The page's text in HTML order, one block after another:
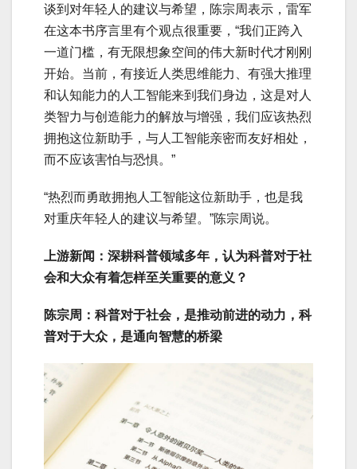
谈到对年轻人的建议与希望，陈宗周表示，雷军
在这本书序言里有个观点很重要，“我们正跨入
一道门槛，有无限想象空间的伟大新时代才刚刚
开始。当前，有接近人类思维能力、有强大推理
和认知能力的人工智能来到我们身边，这是对人
类智力与创造能力的解放与增强，我们应该热烈
拥抱这位新助手，与人工智能亲密而友好相处，
而不应该害怕与恐惧。”
“热烈而勇敢拥抱人工智能这位新助手，也是我
对重庆年轻人的建议与希望。”陈宗周说。
上游新闻：深耕科普领域多年，认为科普对于社
会和大众有着怎样至关重要的意义？
陈宗周：科普对于社会，是推动前进的动力，科
普对于大众，是通向智慧的桥梁